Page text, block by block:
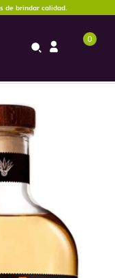
de brindar calidad.
0